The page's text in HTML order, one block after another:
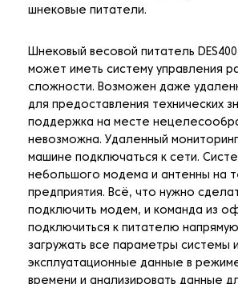
шнековые питатели.
Шнековый весовой питатель
может иметь систему управления
сложности. Возможен даже
для предоставления технических
поддержка на месте
невозможна. Удаленный
машине подключаться к сети.
небольшого модема и антенны на
предприятия. Всё, что нужно
подключить модем, и команда из
подключиться к питателю
загружать все параметры системы и
эксплуатационные данные в
времени и анализировать данные